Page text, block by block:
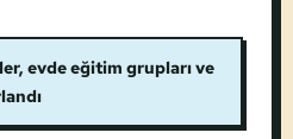
evde eğitim grupları ve